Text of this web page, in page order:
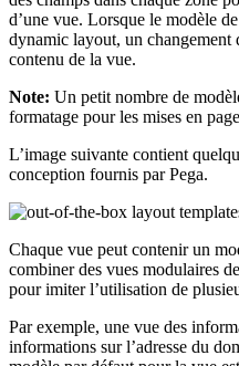
d’une vue. Lorsque le modèle
dynamic layout, un changement
contenu de la vue.
Note: Un petit nombre de
formatage pour les mises en
L’image suivante contient
conception fournis par Pega.
Chaque vue peut contenir un
combiner des vues modulaires
pour imiter l’utilisation de
Par exemple, une vue des
informations sur l’adresse du